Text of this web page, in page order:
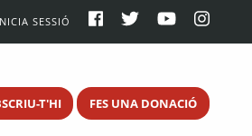
SESSIÓ
T'HI FES UNA DONACIÓ